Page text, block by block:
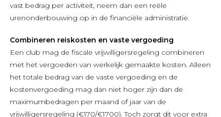
vast bedrag per activiteit, neem dan een reële
urenonderbouwing op in de financiële administratie.
Combineren reiskosten en vaste vergoeding
Een club mag de fiscale vrijwilligersregeling combineren
met het vergoeden van werkelijk gemaakte kosten. Alleen
het totale bedrag van de vaste vergoeding en de
kostenvergoeding mag dan niet hoger zijn dan de
maximumbedragen per maand of jaar van de
vrijwilligersregeling (€170/€1700). Toch zorgt dit voor extra